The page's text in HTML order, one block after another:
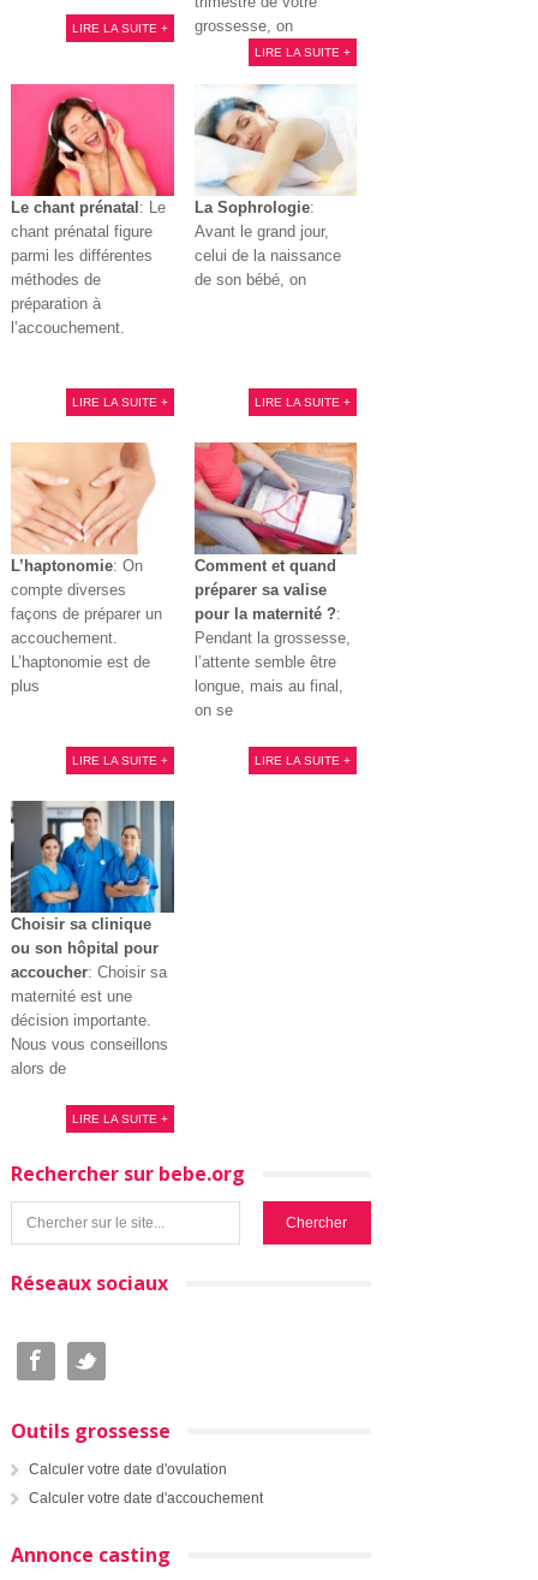
LIRE LA SUITE +
grossesse, on
LIRE LA SUITE +
Le chant prénatal : Le
chant prénatal figure
parmi les différentes
méthodes de
préparation à
l’accouchement.
LIRE LA SUITE +
La Sophrologie:
Avant le grand jour,
celui de la naissance
de son bébé, on
LIRE LA SUITE +
L’haptonomie: On
compte diverses
façons de préparer un
accouchement.
L’haptonomie est de
plus
LIRE LA SUITE +
Comment et quand
préparer sa valise
pour la maternité ?:
Pendant la grossesse,
l’attente semble être
longue, mais au final,
on se
LIRE LA SUITE +
Choisir sa clinique
ou son hôpital pour
accoucher: Choisir sa
maternité est une
décision importante.
Nous vous conseillons
alors de
LIRE LA SUITE +
Rechercher sur bebe.org
Réseaux sociaux
Outils grossesse
Calculer votre date d'ovulation
Calculer votre date d'accouchement
Annonce casting